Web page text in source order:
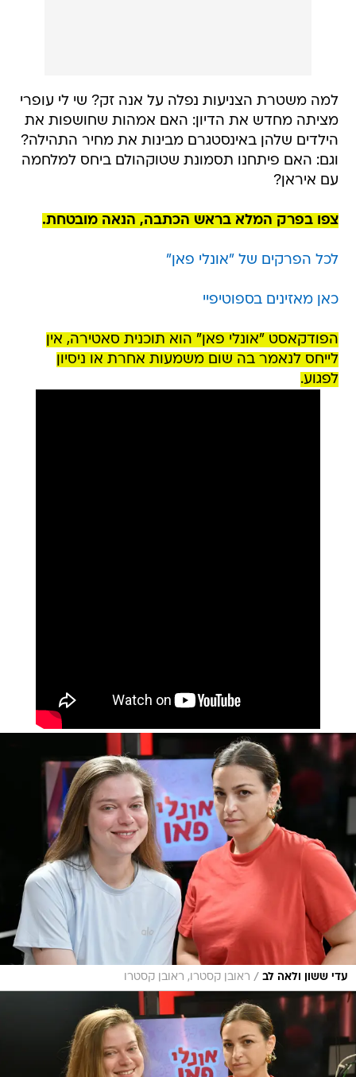
למה משטרת הצניעות נפלה על אנה זק? שי לי עופרי
מציתה מחדש את הדיון: האם אמהות שחושפות את
הילדים שלהן באינסטגרם מבינות את מחיר התהילה?
וגם: האם פיתחנו תסמונת שטוקהולם ביחס למלחמה
עם איראן?
צפו בפרק המלא בראש הכתבה, הנאה מובטחת.
לכל הפרקים של "אונלי פאן"
כאן מאזינים בספוטיפיי
הפודקאסט "אונלי פאן" הוא תוכנית סאטירה, אין
לייחס לנאמר בה שום משמעות אחרת או ניסיון
לפגוע.
עדי ששון ולאה לב / ראובן קסטרו, ראובן קסטרו